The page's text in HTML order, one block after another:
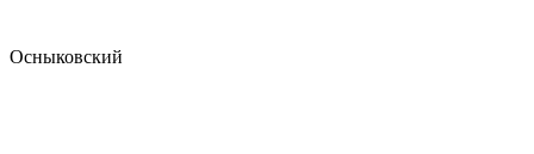
Осныковский